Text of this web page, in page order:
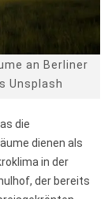
an Berliner
Unsplash
die
dienen als
in der
der bereits